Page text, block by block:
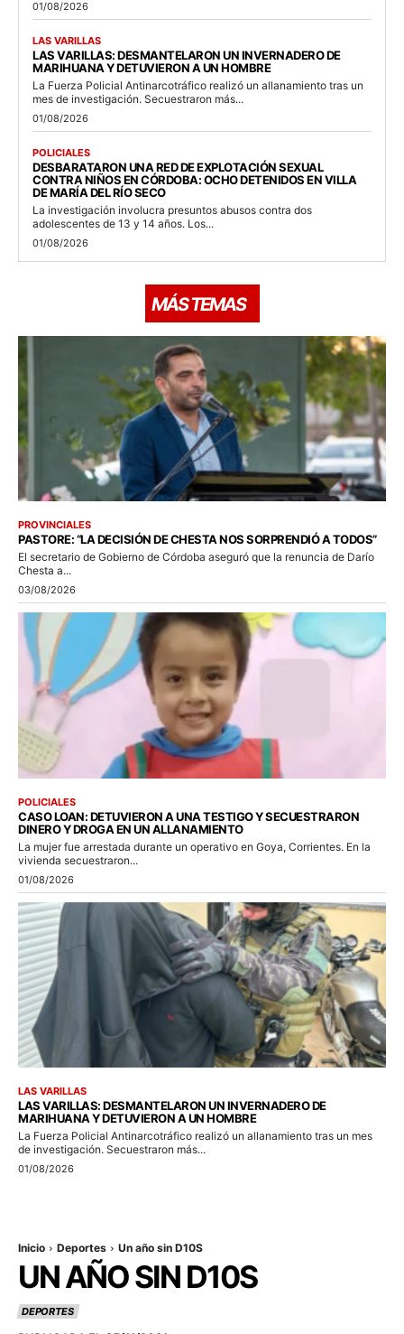
01/08/2026
LAS VARILLAS
LAS VARILLAS: DESMANTELARON UN INVERNADERO DE
MARIHUANA Y DETUVIERON A UN HOMBRE
La Fuerza Policial Antinarcotráfico realizó un allanamiento tras un
mes de investigación. Secuestraron más...
01/08/2026
POLICIALES
DESBARATARON UNA RED DE EXPLOTACIÓN SEXUAL
CONTRA NIÑOS EN CÓRDOBA: OCHO DETENIDOS EN VILLA
DE MARÍA DEL RÍO SECO
La investigación involucra presuntos abusos contra dos
adolescentes de 13 y 14 años. Los...
01/08/2026
MÁS TEMAS
PROVINCIALES
PASTORE: “LA DECISIÓN DE CHESTA NOS SORPRENDIÓ A TODOS”
El secretario de Gobierno de Córdoba aseguró que la renuncia de Darío
Chesta a...
03/08/2026
POLICIALES
CASO LOAN: DETUVIERON A UNA TESTIGO Y SECUESTRARON
DINERO Y DROGA EN UN ALLANAMIENTO
La mujer fue arrestada durante un operativo en Goya, Corrientes. En la
vivienda secuestraron...
01/08/2026
LAS VARILLAS
LAS VARILLAS: DESMANTELARON UN INVERNADERO DE
MARIHUANA Y DETUVIERON A UN HOMBRE
La Fuerza Policial Antinarcotráfico realizó un allanamiento tras un mes
de investigación. Secuestraron más...
01/08/2026